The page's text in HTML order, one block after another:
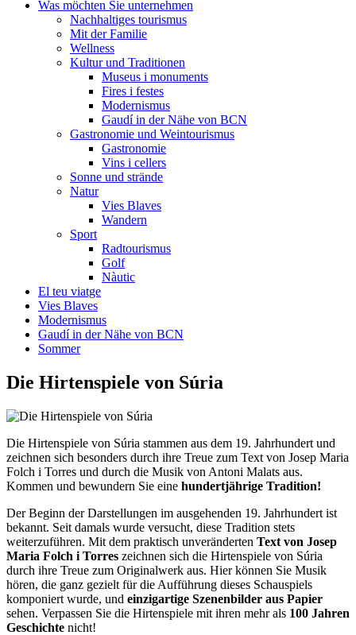
Was möchten Sie unternehmen
Nachhaltiges tourismus
Mit der Familie
Wellness
Kultur und Traditionen
Museus i monuments
Fires i festes
Modernismus
Gaudí in der Nähe von BCN
Gastronomie und Weintourismus
Gastronomie
Vins i cellers
Sonne und strände
Natur
Vies Blaves
Wandern
Sport
Radtourismus
Golf
Nàutic
El teu viatge
Vies Blaves
Modernismus
Gaudí in der Nähe von BCN
Sommer
Die Hirtenspiele von Súria
Die Hirtenspiele von Súria stammen aus dem 19. Jahrhundert und
zeichnen sich besonders durch ihre Treue zum Text von Josep Maria
Folch i Torres und durch die Musik von Antoni Malats aus.
Kommen und bewundern Sie eine hundertjährige Tradition!
Der Beginn der Darstellungen im ausgehenden 19. Jahrhundert ist
bekannt. Seit damals wurde versucht, diese Tradition stets
weiterzuführen. Mit dem praktisch unveränderten Text von Josep
Maria Folch i Torres zeichnen sich die Hirtenspiele von Súria
durch ihre Treue zum Originalwerk aus. Hier können Sie Musik
hören, die ganz gezielt für die Aufführung dieses Schauspiels
komponiert wurde, und einzigartige Szenenbilder aus Papier
sehen. Verpassen Sie die Hirtenspiele mit ihren mehr als 100 Jahren
Geschichte nicht!